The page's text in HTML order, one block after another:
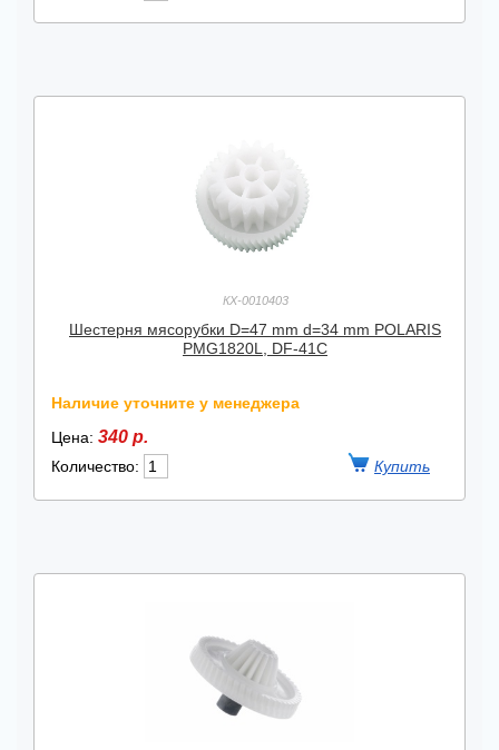
КХ-0010403
Шестерня мясорубки D=47 mm d=34 mm POLARIS
PMG1820L, DF-41C
Наличие уточните у менеджера
Цена: 340 р.
Количество: